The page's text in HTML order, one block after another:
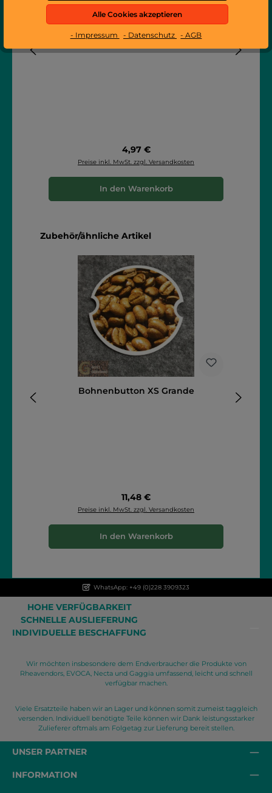
Regulärer Preis:
4,97 €
Preise inkl. MwSt. zzgl. Versandkosten
In den Warenkorb
Produktgalerie überspringen
Zubehör/ähnliche Artikel
Bohnenbutton XS Grande
Regulärer Preis:
11,48 €
Preise inkl. MwSt. zzgl. Versandkosten
In den Warenkorb
WhatsApp: +49 (0)228 3909323
HOHE VERFÜGBARKEIT
SCHNELLE AUSLIEFERUNG
INDIVIDUELLE BESCHAFFUNG
Wir möchten insbesondere dem Endverbraucher die Produkte von
Rheavendors, EVOCA, Necta und Gaggia umfassend, leicht und schnell
verfügbar machen.
Viele Ersatzteile haben wir an Lager und können somit zumeist taggleich
versenden. Individuell benötigte Teile können wir Dank leistungsstarker
Zulieferer oftmals am Folgetag zur Lieferung bereit stellen.
UNSER PARTNER
INFORMATION
Alle Cookies akzeptieren
- Impressum - Datenschutz - AGB